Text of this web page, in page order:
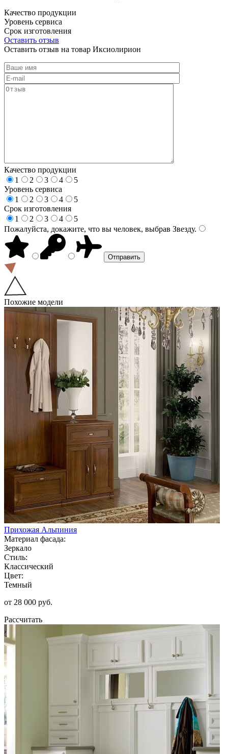
Качество продукции
Уровень сервиса
Срок изготовления
Оставить отзыв
Оставить отзыв на товар Иксиолирион
Качество продукции
1
2 3 4
5
Уровень сервиса
1
2 3 4
5
Срок изготовления
1
2 3 4
5
Пожалуйста, докажите, что вы человек, выбрав Звезду.
Похожие модели
Прихожая Альпиния
Материал фасада:
Зеркало
Стиль:
Классический
Цвет:
Темный
от 28 000 руб.
Рассчитать